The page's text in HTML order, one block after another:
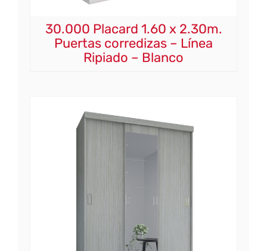
30.000 Placard 1.60 x 2.30m.
Puertas corredizas – Línea
Ripiado – Blanco